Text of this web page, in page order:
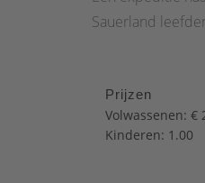
Sauerland
Prijzen
Volwassenen: €
Kinderen: 1.00